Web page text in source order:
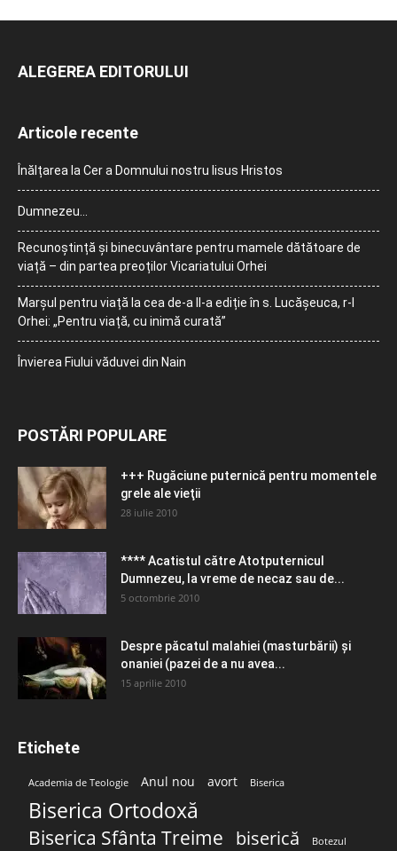
ALEGEREA EDITORULUI
Articole recente
Înălțarea la Cer a Domnului nostru Iisus Hristos
Dumnezeu…
Recunoștință și binecuvântare pentru mamele dătătoare de
viață – din partea preoților Vicariatului Orhei
Marșul pentru viață la cea de-a II-a ediție în s. Lucășeuca, r-l
Orhei: „Pentru viață, cu inimă curată”
Învierea Fiului văduvei din Nain
POSTĂRI POPULARE
+++ Rugăciune puternică pentru momentele
grele ale vieţii
28 iulie 2010
**** Acatistul către Atotputernicul
Dumnezeu, la vreme de necaz sau de...
5 octombrie 2010
Despre păcatul malahiei (masturbării) şi
onaniei (pazei de a nu avea...
15 aprilie 2010
Etichete
Academia de Teologie Anul nou avort Biserica
Biserica Ortodoxă
Biserica Sfânta Treime biserică Botezul